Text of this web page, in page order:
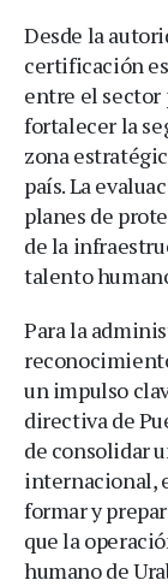
Desde la
certificación
entre el sector
fortalecer la
zona
país. La
planes de
de la
talento
Para la
un impulso
directiva de
de consolidar
internacional,
formar y
que la
humano de